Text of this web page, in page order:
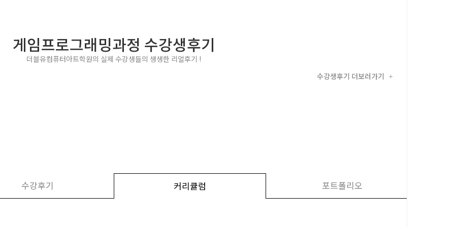
게임프로그래밍과정 수강생후기
더블유컴퓨터아트학원의 실제 수강생들의 생생한 리얼후기 !
수강생후기 더보러가기
+
수강후기 커리큘럼 포트폴리오